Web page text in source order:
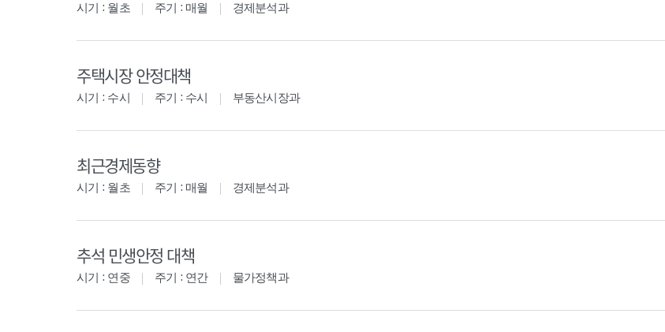
시기 : 월초 주기 : 매월 경제분석과
주택시장 안정대책
시기 : 수시 주기 : 수시 부동산시장과
최근경제동향
시기 : 월초 주기 : 매월 경제분석과
추석 민생안정 대책
시기 : 연중 주기 : 연간 물가정책과